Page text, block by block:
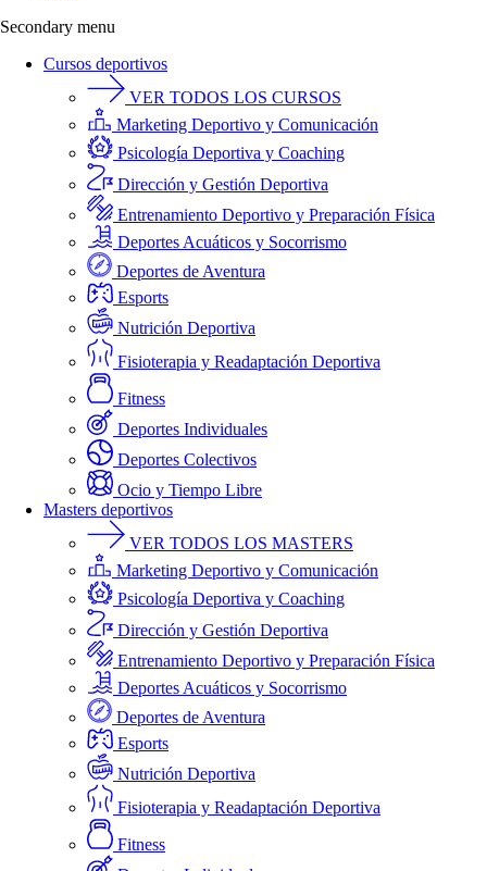
Secondary menu
Cursos deportivos
VER TODOS LOS CURSOS
Marketing Deportivo y Comunicación
Psicología Deportiva y Coaching
Dirección y Gestión Deportiva
Entrenamiento Deportivo y Preparación Física
Deportes Acuáticos y Socorrismo
Deportes de Aventura
Esports
Nutrición Deportiva
Fisioterapia y Readaptación Deportiva
Fitness
Deportes Individuales
Deportes Colectivos
Ocio y Tiempo Libre
Masters deportivos
VER TODOS LOS MASTERS
Marketing Deportivo y Comunicación
Psicología Deportiva y Coaching
Dirección y Gestión Deportiva
Entrenamiento Deportivo y Preparación Física
Deportes Acuáticos y Socorrismo
Deportes de Aventura
Esports
Nutrición Deportiva
Fisioterapia y Readaptación Deportiva
Fitness